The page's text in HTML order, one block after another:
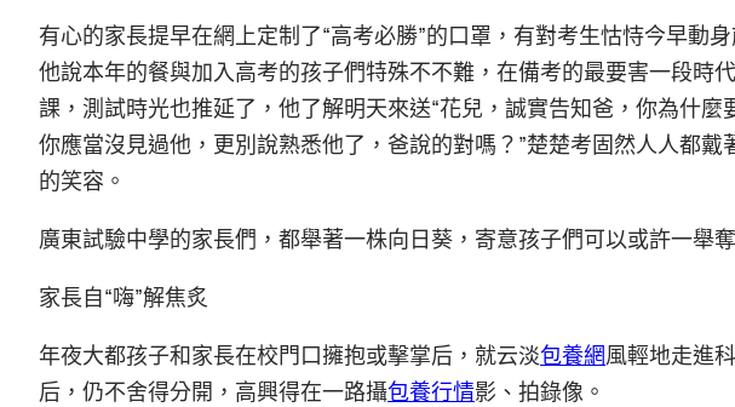
有心的家長提早在網上定制了“高考必勝”的口罩，有對考生怙恃今早動
他說本年的餐與加入高考的孩子們特殊不不難，在備考的最要害一段時代
課，測試時光也推延了，他了解明天來送“花兒，誠實告知爸，你為什麼
你應當沒見過他，更別說熟悉他了，爸說的對嗎？”楚楚考固然人人都
的笑容。
廣東試驗中學的家長們，都舉著一株向日葵，寄意孩子們可以或許一舉
家長自“嗨”解焦炙
年夜大都孩子和家長在校門口擁抱或擊掌后，就云淡包養網風輕地走進
后，仍不舍得分開，高興得在一路攝包養行情影、拍錄像。